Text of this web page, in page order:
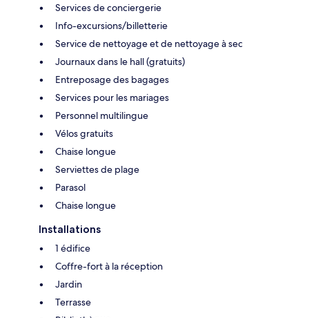
Services de conciergerie
Info-excursions/billetterie
Service de nettoyage et de nettoyage à sec
Journaux dans le hall (gratuits)
Entreposage des bagages
Services pour les mariages
Personnel multilingue
Vélos gratuits
Chaise longue
Serviettes de plage
Parasol
Chaise longue
Installations
1 édifice
Coffre-fort à la réception
Jardin
Terrasse